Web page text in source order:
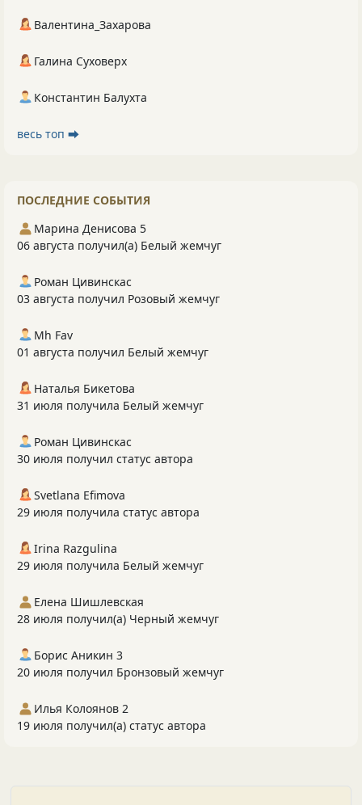
Валентина_Захарова
Галина Суховерх
Константин Балухта
весь топ ⮕
ПОСЛЕДНИЕ СОБЫТИЯ
Марина Денисова 5
06 августа получил(а) Белый жемчуг
Роман Цивинскас
03 августа получил Розовый жемчуг
Mh Fav
01 августа получил Белый жемчуг
Наталья Бикетова
31 июля получила Белый жемчуг
Роман Цивинскас
30 июля получил статус автора
Svetlana Efimova
29 июля получила статус автора
Irina Razgulina
29 июля получила Белый жемчуг
Елена Шишлевская
28 июля получил(а) Черный жемчуг
Борис Аникин 3
20 июля получил Бронзовый жемчуг
Илья Колоянов 2
19 июля получил(а) статус автора